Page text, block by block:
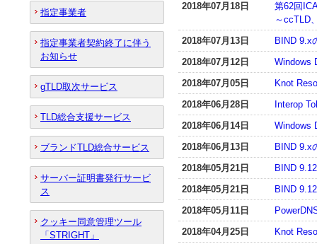
2018年07月18日
第62回
～ccTLD
2018年07月13日
BIND 9.x
2018年07月12日
Windows
2018年07月05日
Knot
2018年06月28日
Interop
2018年06月14日
Windows
2018年06月13日
BIND 9.x
2018年05月21日
BIND
2018年05月21日
BIND
2018年05月11日
2018年04月25日
Knot
指定事業者
指定事業者契約終了に伴う
お知らせ
gTLD取次サービス
TLD総合支援サービス
ブランドTLD総合サービス
サーバー証明書発行サービ
ス
クッキー同意管理ツール
「STRIGHT」